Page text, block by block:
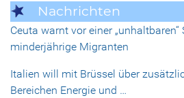
Nachrichten
Ceuta warnt vor einer
minderjährige Migranten
Italien will mit Brüssel über
Bereichen Energie und …